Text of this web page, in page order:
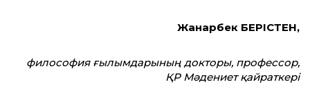
Жанарбек БЕРІСТЕН,
философия ғылымдарының докторы, профессор,
ҚР Мәдениет қайраткері